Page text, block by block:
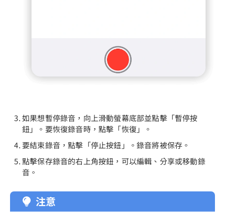
如果想暫停錄音，向上滑動螢幕底部並點擊「暫停按
鈕」。要恢復錄音時，點擊「恢復」。
要結束錄音，點擊「停止按鈕」。錄音將被保存。
點擊保存錄音的右上角按鈕，可以編輯、分享或移動錄
音。
注意